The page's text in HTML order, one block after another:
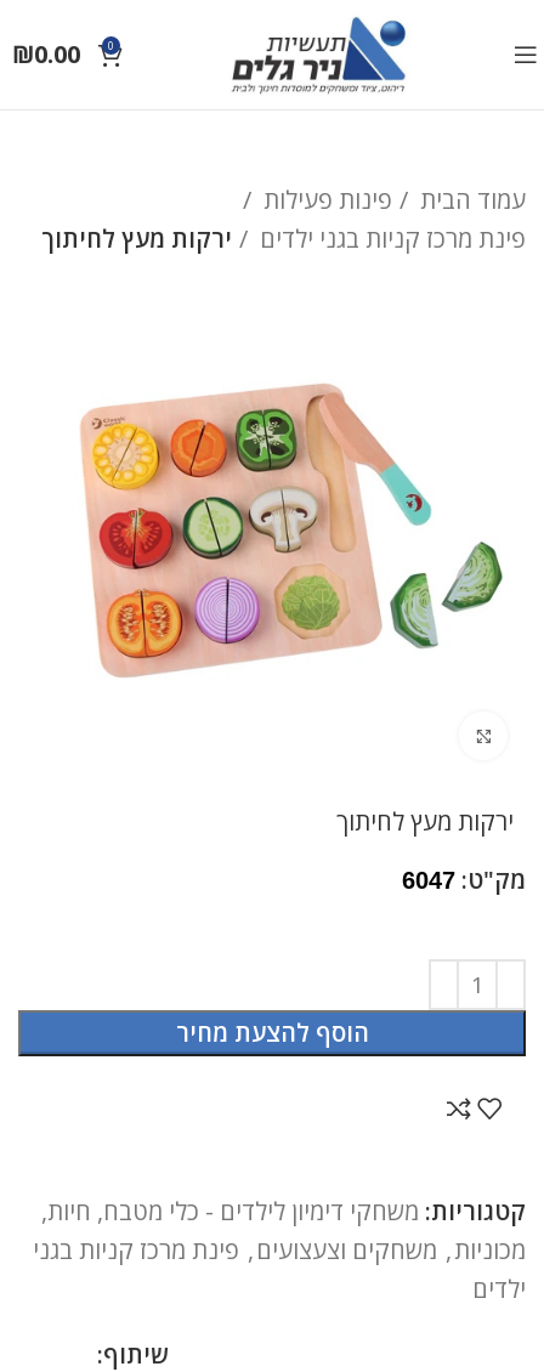
0
₪0.00
עמוד הבית
פינות פעילות
פינת מרכז קניות בגני ילדים
ירקות מעץ לחיתוך
ירקות מעץ לחיתוך
מק"ט: 6047
הוסף להצעת מחיר
קטגוריות: משחקי דימיון לילדים - כלי מטבח, חיות,
מכוניות, משחקים וצעצועים, פינת מרכז קניות בגני
ילדים
שיתוף: